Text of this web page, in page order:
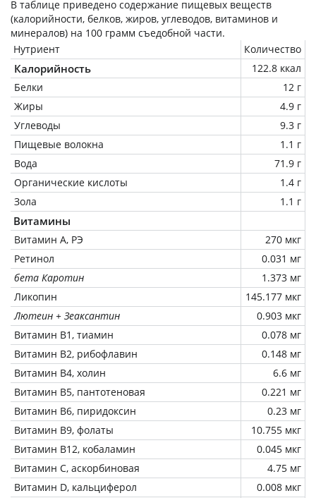
В таблице приведено содержание пищевых веществ
(калорийности, белков, жиров, углеводов, витаминов и
минералов) на 100 грамм съедобной части.
Нутриент
Количество
Калорийность
122.8 ккал
Белки
12 г
Жиры
4.9 г
Углеводы
9.3 г
Пищевые волокна
1.1 г
Вода
71.9 г
Органические кислоты
1.4 г
Зола
1.1 г
Витамины
Витамин А, РЭ
270 мкг
Ретинол
0.031 мг
бета Каротин
1.373 мг
Ликопин
145.177 мкг
Лютеин + Зеаксантин
0.903 мкг
Витамин В1, тиамин
0.078 мг
Витамин В2, рибофлавин
0.148 мг
Витамин В4, холин
6.6 мг
Витамин В5, пантотеновая
0.221 мг
Витамин В6, пиридоксин
0.23 мг
Витамин В9, фолаты
10.755 мкг
Витамин В12, кобаламин
0.045 мкг
Витамин C, аскорбиновая
4.75 мг
Витамин D, кальциферол
0.008 мкг